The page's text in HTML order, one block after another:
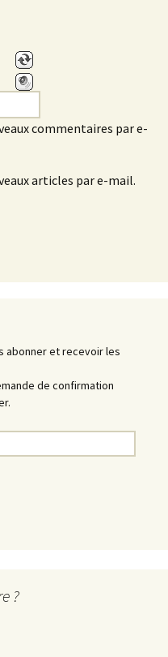
commentaires par e-
articles par e-mail.
abonner et recevoir les
de confirmation
?